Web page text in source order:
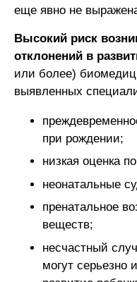
еще явно не
Высокий риск
отклонений в
или более)
выявленных
при рождении;
низкая оценка
неонатальные
пренатальное
веществ;
несчастный
могут серьезно